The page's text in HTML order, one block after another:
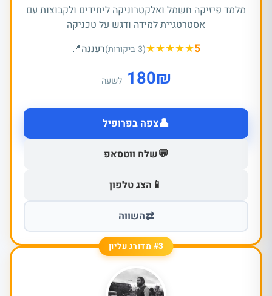
מלמד פיזיקה חשמל ואלקטרוניקה ליחידים ולקבוצות עם
אסטרטגיית למידה ודגש על טכניקה
(3 ביקורות)★★★★★5 רעננה📍
₪
180 לשעה
👤צפה בפרופיל
💬שלח ווטסאפ
📱 הצג טלפון
⇄השווה
#3 מדורג עליון